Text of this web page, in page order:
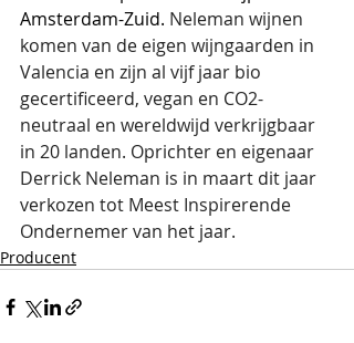
Amsterdam-Zuid. Neleman wijnen
komen van de eigen wijngaarden in
Valencia en zijn al vijf jaar bio
gecertificeerd, vegan en CO2-
neutraal en wereldwijd verkrijgbaar
in 20 landen. Oprichter en eigenaar
Derrick Neleman is in maart dit jaar
verkozen tot Meest Inspirerende
Ondernemer van het jaar.
Producent